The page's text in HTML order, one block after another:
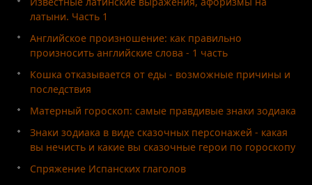
латыни. Часть 1
Английское произношение: как правильно
произносить английские слова - 1 часть
Кошка отказывается от еды - возможные причины и
последствия
Матерный гороскоп: самые правдивые знаки зодиака
Знаки зодиака в виде сказочных персонажей - какая
вы нечисть и какие вы сказочные герои по гороскопу
Спряжение Испанских глаголов